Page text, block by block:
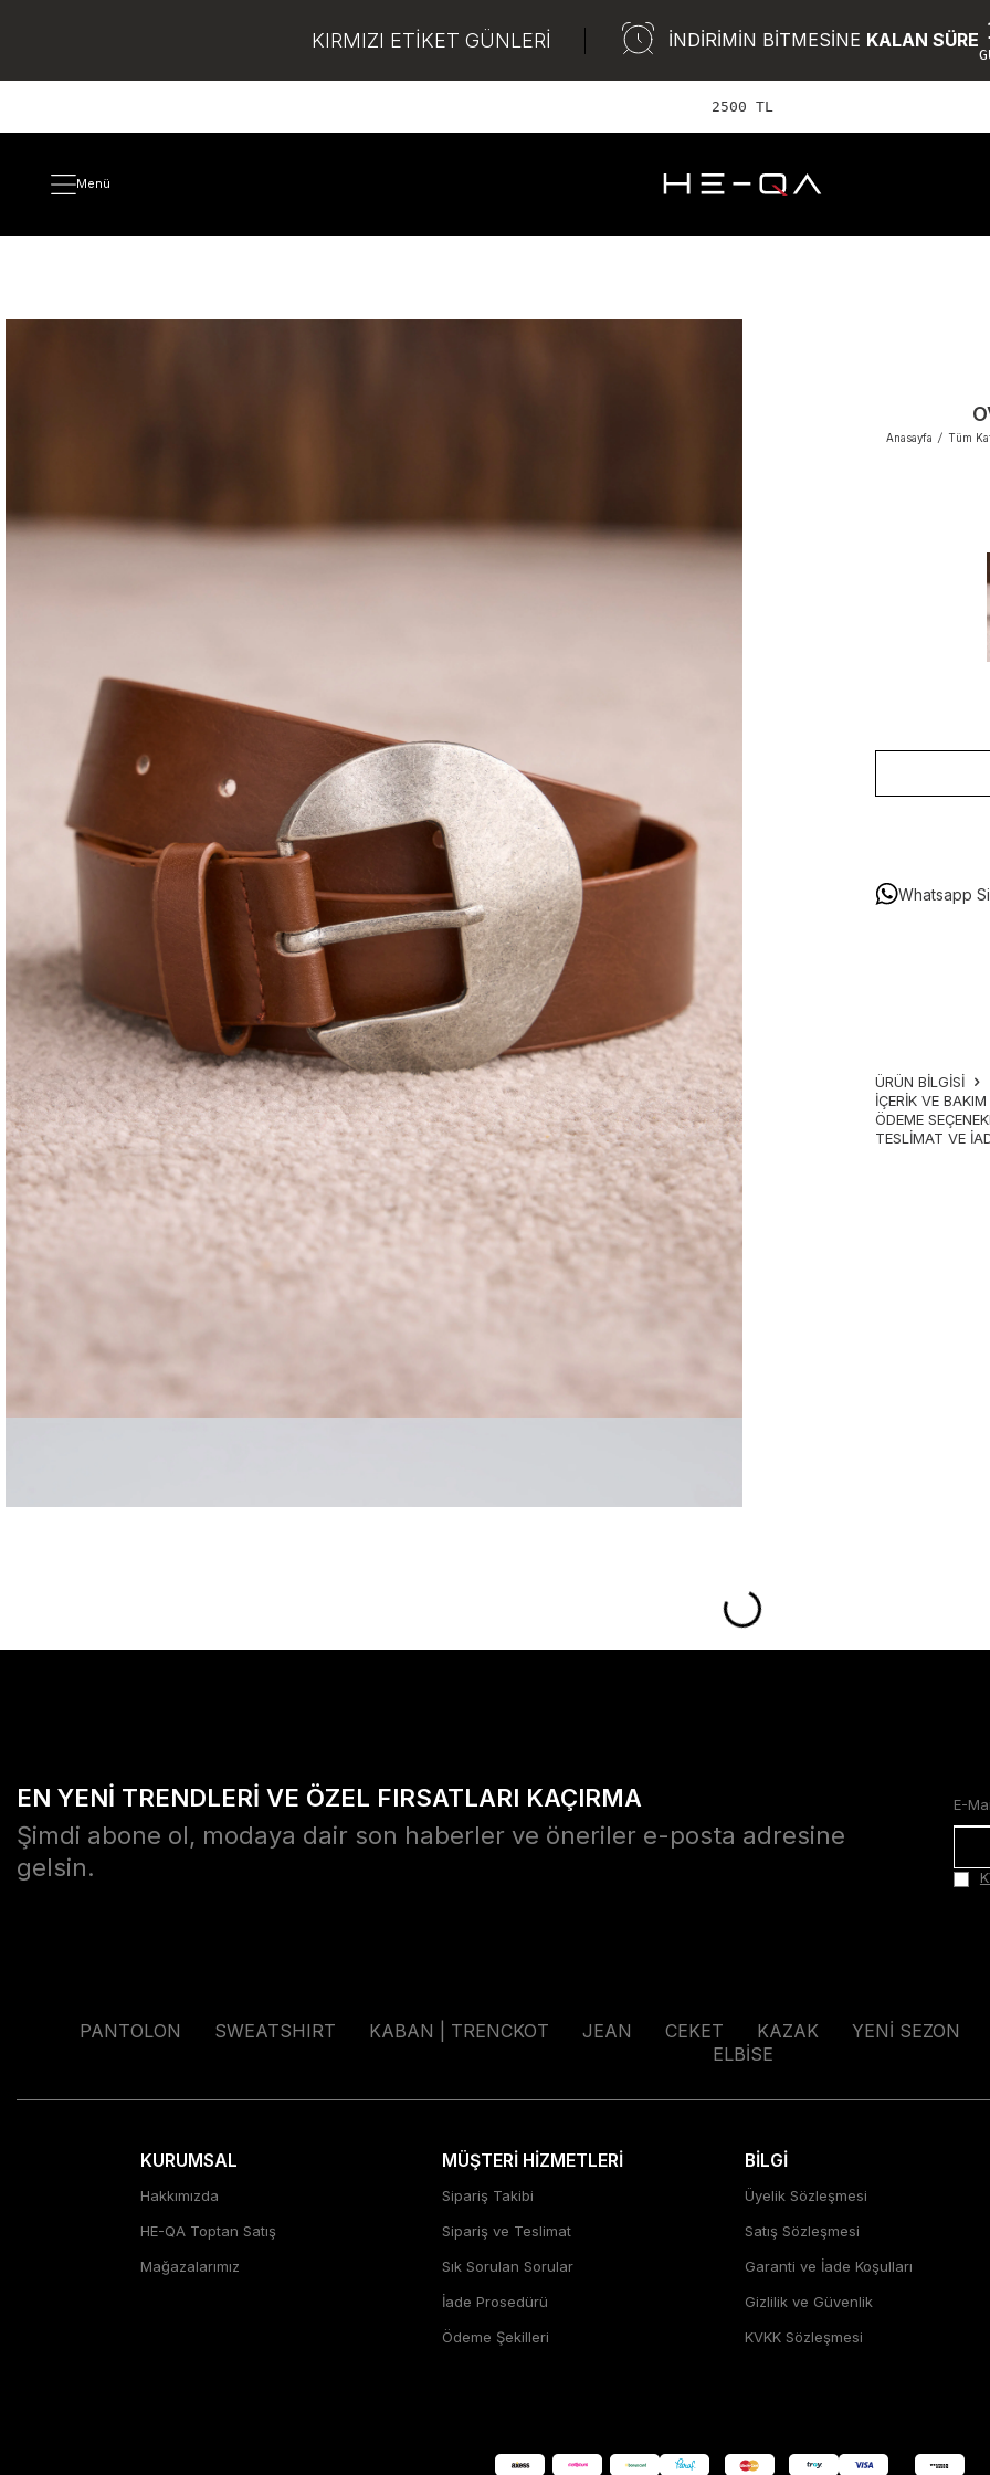
KIRMIZI ETİKET GÜNLERİ İNDİRİMİN BİTMESİNE KALAN SÜRE
2500 TL ve üzer
Menü
Anasayfa / Tüm
Whatsapp
ÜRÜN BİLGİSİ
İÇERIK VE BAKIM
ÖDEME
TESLIMAT VE
EN YENİ TRENDLERİ VE ÖZEL FIRSATLARI KAÇIRMA
Şimdi abone ol, modaya dair son haberler ve öneriler e-posta adresine
gelsin.
PANTOLON SWEATSHIRT KABAN | TRENCKOT JEAN CEKET KAZAK YENİ SEZON
ELBİSE
KURUMSAL
Hakkımızda
HE-QA Toptan Satış
Mağazalarımız
MÜŞTERİ HİZMETLERİ
Sipariş Takibi
Sipariş ve Teslimat
Sık Sorulan Sorular
İade Prosedürü
Ödeme Şekilleri
BİLGİ
Üyelik Sözleşmesi
Satış Sözleşmesi
Garanti ve İade Koşulları
Gizlilik ve Güvenlik
KVKK Sözleşmesi